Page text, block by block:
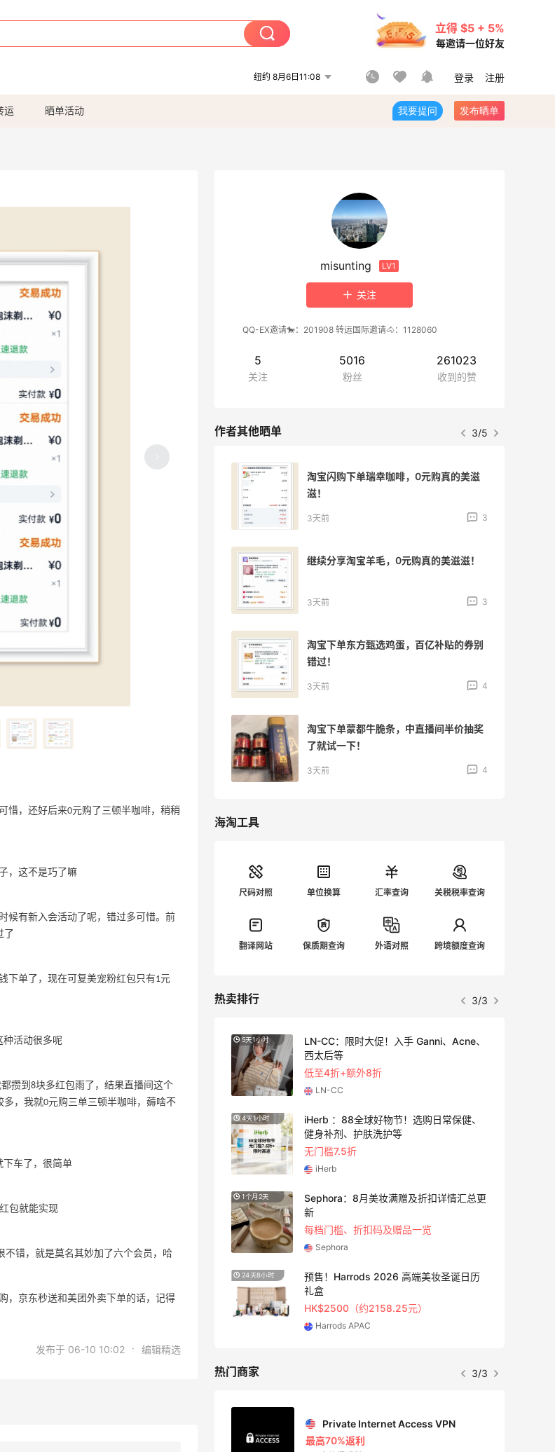
立得 $5 + 5%
每邀请一位好友
纽约 8月6日11:08 登录 注册
运 晒单活动 我要提问 发布晒单
惜，还好后来0元购了三顿半咖啡，稍稍
，这不是巧了嘛
候有新入会活动了呢，错过多可惜。前
了
下单了，现在可复美宠粉红包只有1元
种活动很多呢
攒到8块多红包雨了，结果直播间这个
，我就0元购三单三顿半咖啡，薅啥不
下车了，很简单
包就能实现
不错，就是莫名其妙加了六个会员，哈
，京东秒送和美团外卖下单的话，记得
发布于 06-10 10:02 · 编辑精选
misunting LV1
关注
QQ-EX邀请🐎：201908 转运国际邀请🐴：1128060
5
关注
5016
粉丝
261023
收到的赞
作者其他晒单 3/5
分享京东面膜羊毛，来晒单林清轩啦！
3天前
抖音下单格力高饼干，这个价格也是很划
3天前
价啦！
淘宝下单敷尔佳湿敷棉正装，离0元购最
近的一次！
淘宝闪购下单瑞幸咖啡，0元购真的美滋
滋！
3天前 3
继续分享淘宝羊毛，0元购真的美滋滋！
3天前 3
淘宝下单东方甄选鸡蛋，百亿补贴的券别
错过！
3天前 4
淘宝下单蒙都牛脆条，中直播间半价抽奖
了就试一下！
3天前 4
海淘工具
尺码对照 单位换算 汇率查询 关税税率查询
翻译网站 保质期查询 外语对照 跨境额度查询
热卖排行 3/3
Sandro us：限时闪促！法式美衣精选
Sandro us
Base Blu
Tory Burch、拉夫劳伦等
Bloomingdales
Prada、TF 等
5天1小时
LN-CC：限时大促！入手 Ganni、Acne、
西太后等
低至4折+额外8折
LN-CC
4天1小时
iHerb ：88全球好物节！选购日常保健、
健身补剂、护肤洗护等
无门槛7.5折
iHerb
1个月2天
Sephora：8月美妆满赠及折扣详情汇总更
新
每档门槛、折扣码及赠品一览
Sephora
24天8小时
预售！Harrods 2026 高端美妆圣诞日历
礼盒
HK$2500（约2158.25元）
Harrods APAC
热门商家 3/3
Private Internet Access VPN
最高70%返利